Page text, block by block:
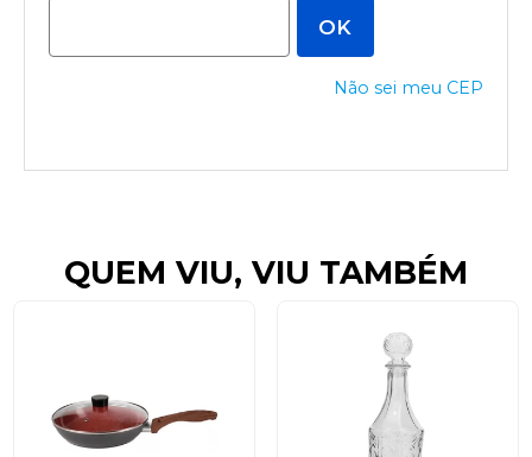
Não sei meu CEP
QUEM VIU, VIU TAMBÉM